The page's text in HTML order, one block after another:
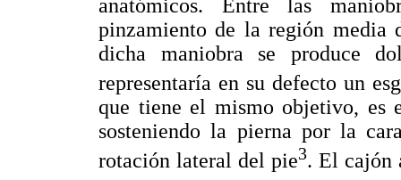
anatómicos. Entre las
pinzamiento de la región media
dicha maniobra se produce
representaría en su defecto un
que tiene el mismo objetivo, es
sosteniendo la pierna por la
rotación lateral del pie3. El cajón